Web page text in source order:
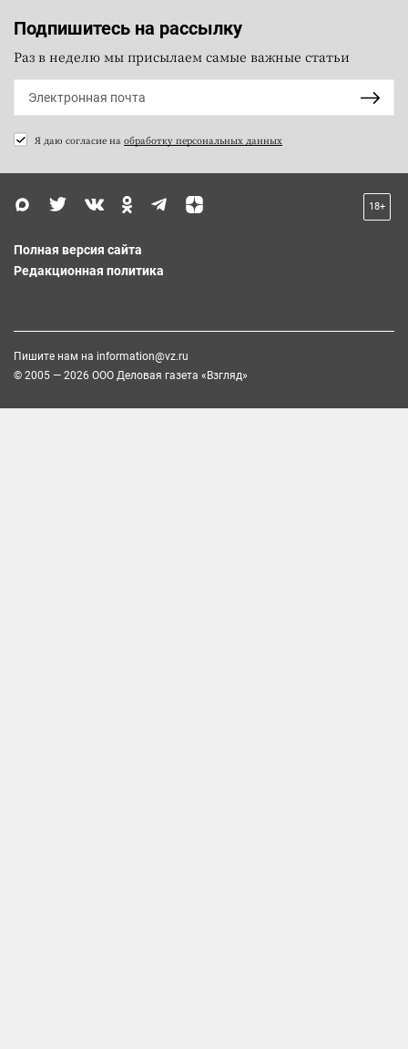
Подпишитесь на рассылку
Раз в неделю мы присылаем самые важные статьи
Я даю согласие на обработку персональных данных
18+
Полная версия сайта
Редакционная политика
Пишите нам на information@vz.ru
© 2005 — 2026 ООО Деловая газета «Взгляд»